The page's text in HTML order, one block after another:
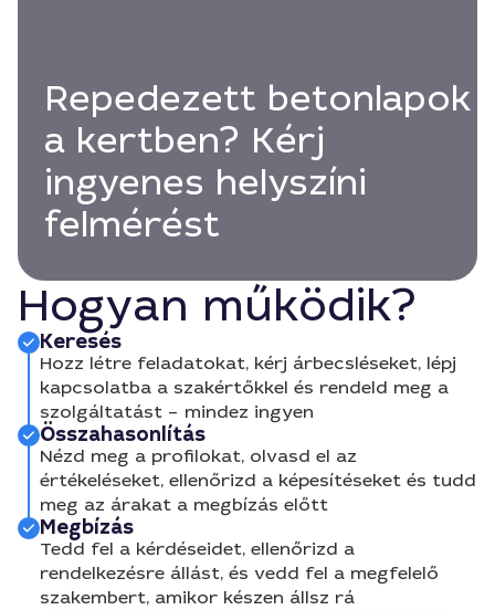
Repedezett betonlapok
a kertben? Kérj
ingyenes helyszíni
felmérést
Hogyan működik?
Keresés
Hozz létre feladatokat, kérj árbecsléseket, lépj
kapcsolatba a szakértőkkel és rendeld meg a
szolgáltatást – mindez ingyen
Összahasonlítás
Nézd meg a profilokat, olvasd el az
értékeléseket, ellenőrizd a képesítéseket és tudd
meg az árakat a megbízás előtt
Megbízás
Tedd fel a kérdéseidet, ellenőrizd a
rendelkezésre állást, és vedd fel a megfelelő
szakembert, amikor készen állsz rá